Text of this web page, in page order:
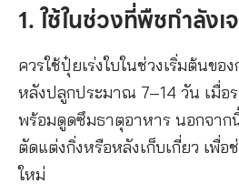
1. ใช้ในช่วงที่พืชกำลัง
ควรใช้ปุ๋ยเร่งใบในช่วงเริ่มต้นขอ
หลังปลูกประมาณ 7–14 วัน เมื่อ
พร้อมดูดซึมธาตุอาหาร นอกจาก
ตัดแต่งกิ่งหรือหลังเก็บเกี่ยว เพื่
ใหม่